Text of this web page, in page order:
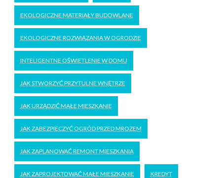
EKOLOGICZNE MATERIAŁY BUDOWLANE
EKOLOGICZNE ROZWIĄZANIA W OGRODZIE
INTELIGENTNE OŚWIETLENIE W DOMU
JAK STWORZYĆ PRZYTULNE WNĘTRZE
JAK URZĄDZIĆ MAŁE MIESZKANIE
JAK ZABEZPIECZYĆ OGRÓD PRZED MROZEM
JAK ZAPLANOWAĆ REMONT MIESZKANIA
JAK ZAPROJEKTOWAĆ MAŁE MIESZKANIE KREDYT